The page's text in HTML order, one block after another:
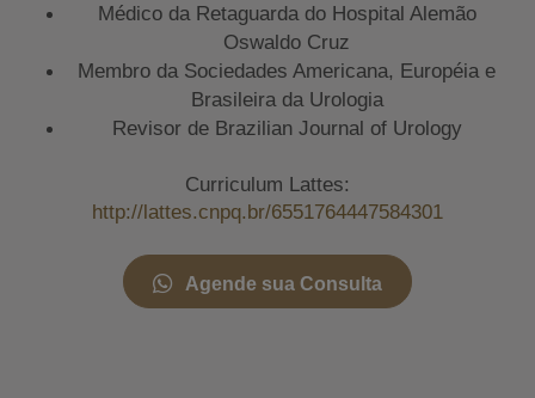
Médico da Retaguarda do Hospital Alemão
Oswaldo Cruz
Membro da Sociedades Americana, Européia e
Brasileira da Urologia
Revisor de Brazilian Journal of Urology
Curriculum Lattes:
http://lattes.cnpq.br/6551764447584301
Agende sua Consulta